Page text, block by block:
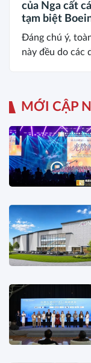
của Nga cất
tạm biệt
Đáng chú ý,
này đều do các
MỚI CẬP